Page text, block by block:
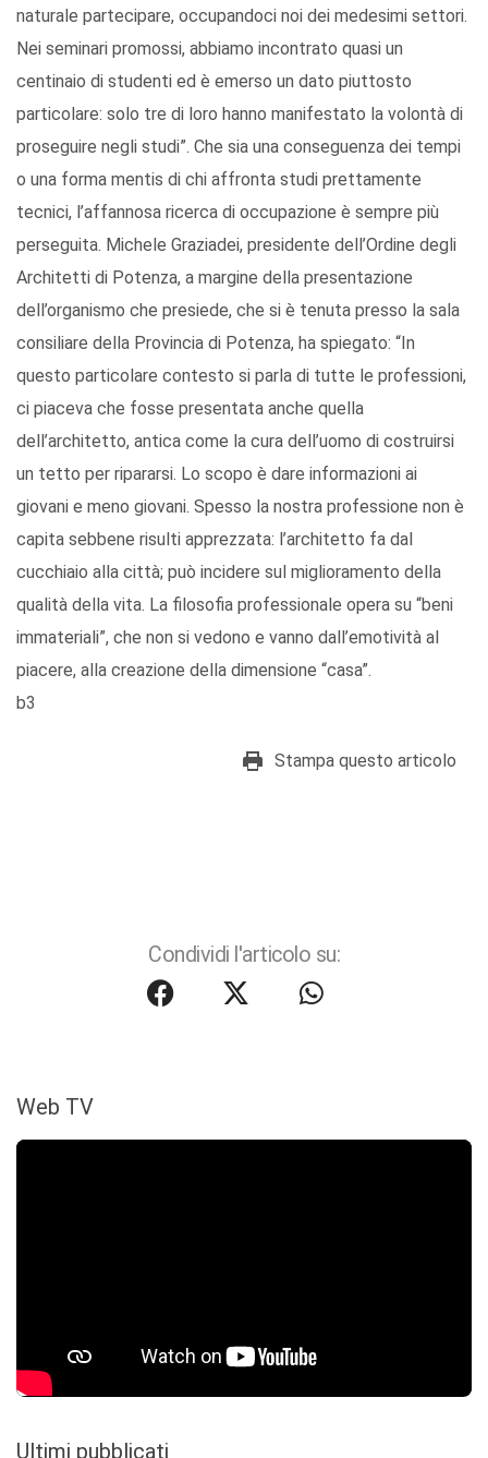
naturale partecipare, occupandoci noi dei medesimi settori.
Nei seminari promossi, abbiamo incontrato quasi un
centinaio di studenti ed è emerso un dato piuttosto
particolare: solo tre di loro hanno manifestato la volontà di
proseguire negli studi”. Che sia una conseguenza dei tempi
o una forma mentis di chi affronta studi prettamente
tecnici, l’affannosa ricerca di occupazione è sempre più
perseguita. Michele Graziadei, presidente dell’Ordine degli
Architetti di Potenza, a margine della presentazione
dell’organismo che presiede, che si è tenuta presso la sala
consiliare della Provincia di Potenza, ha spiegato: “In
questo particolare contesto si parla di tutte le professioni,
ci piaceva che fosse presentata anche quella
dell’architetto, antica come la cura dell’uomo di costruirsi
un tetto per ripararsi. Lo scopo è dare informazioni ai
giovani e meno giovani. Spesso la nostra professione non è
capita sebbene risulti apprezzata: l’architetto fa dal
cucchiaio alla città; può incidere sul miglioramento della
qualità della vita. La filosofia professionale opera su “beni
immateriali”, che non si vedono e vanno dall’emotività al
piacere, alla creazione della dimensione “casa”.
b3
Stampa questo articolo
Condividi l'articolo su:
Web TV
Ultimi pubblicati